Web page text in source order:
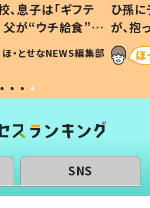
息子は「ギフテ
父が“ウチ給食”を
由とは #令和の親
ほ・とせなNEWS編集部
ひ孫
が、
「涙が
い」
SNS